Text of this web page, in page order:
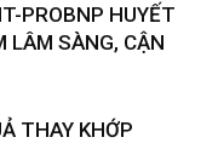
PROBNP HUYẾT
LÂM SÀNG, CẬN
THAY KHỚP